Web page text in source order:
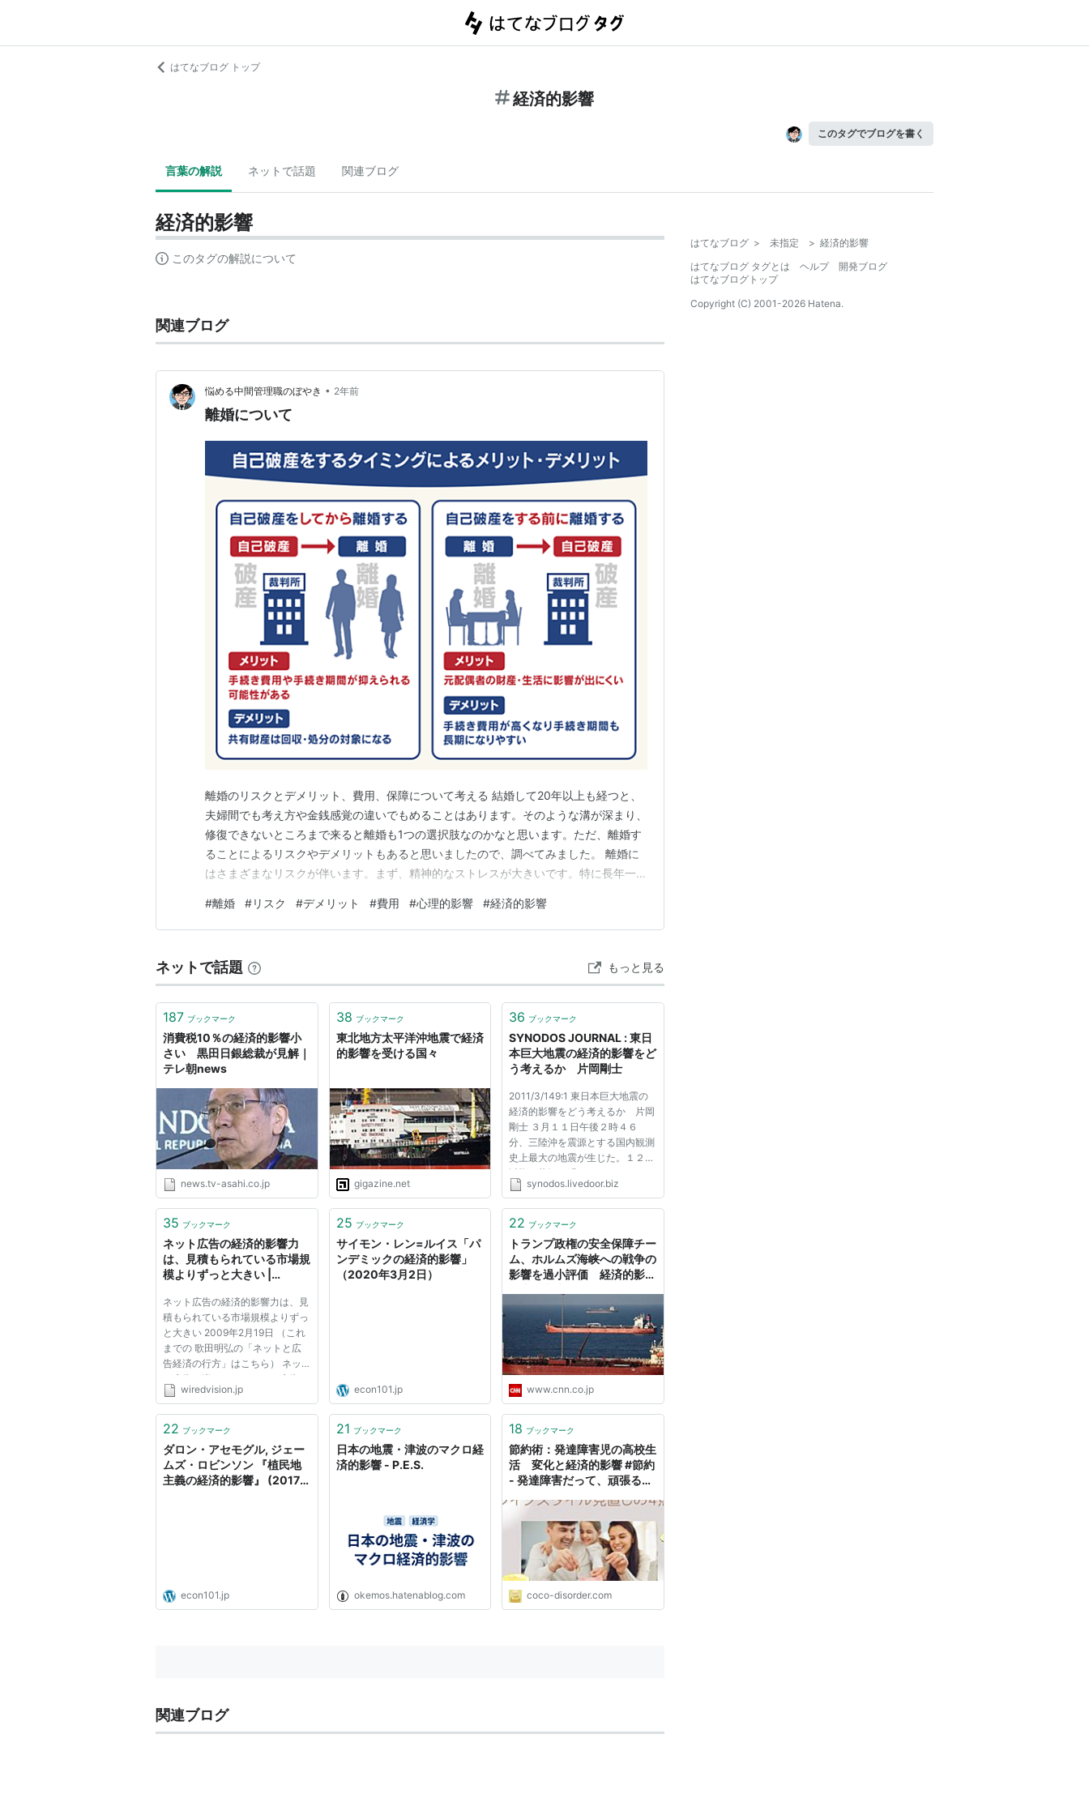
はてなブログ トップ
経済的影響
このタグでブログを書く
言葉の解説 ネットで話題 関連ブログ
経済的影響
このタグの解説について
関連ブログ
悩める中間管理職のぼやき • 2年前
離婚について
離婚のリスクとデメリット、費用、保障について考える 結婚して20年以上も経つと、
夫婦間でも考え方や金銭感覚の違いでもめることはあります。そのような溝が深まり、
修復できないところまで来ると離婚も1つの選択肢なのかなと思います。ただ、離婚す
ることによるリスクやデメリットもあると思いましたので、調べてみました。 離婚に
はさまざまなリスクが伴います。まず、精神的なストレスが大きいです。特に長年一緒
いる場合、その影響はさらに深刻です。子供の心理的な安定を考えると、離婚は慎重に
検討する必要があります。 さらに、経済的なリスクも無…
#離婚 #リスク #デメリット #費用 #心理的影響 #経済的影響
ネットで話題 もっと見る
187 ブックマーク
消費税10％の経済的影響小
さい 黒田日銀総裁が見解｜
テレ朝news
news.tv-asahi.co.jp
38 ブックマーク
東北地方太平洋沖地震で経済
的影響を受ける国々
gigazine.net
36 ブックマーク
SYNODOS JOURNAL : 東日
本巨大地震の経済的影響をど
う考えるか 片岡剛士
2011/3/149:1 東日本巨大地震の
経済的影響をどう考えるか 片岡
剛士 ３月１１日午後２時４６
分、三陸沖を震源とする国内観測
史上最大の地震が生じた。１２日
以降、状況が明らかになるにつれ
て津波による甚大な被害が生じて
に深刻な影響が生じていることが
る...
synodos.livedoor.biz
35 ブックマーク
ネット広告の経済的影響力
は、見積もられている市場規
模よりずっと大きい |
ネット広告の経済的影響力は、見
積もられている市場規模よりずっ
と大きい 2009年2月19日 （これ
までの 歌田明弘の「ネットと広
告経済の行方」はこちら） ネッ
ト広告が増えると、ほかの広告が
減るという具合で、広告費の総額
る。実際、日本でもアメリカでも
wiredvision.jp
25 ブックマーク
サイモン・レン=ルイス「パ
ンデミックの経済的影響」
（2020年3月2日）
econ101.jp
22 ブックマーク
トランプ政権の安全保障チー
ム、ホルムズ海峡への戦争の
影響を過小評価 経済的影響
www.cnn.co.jp
22 ブックマーク
ダロン・アセモグル, ジェー
ムズ・ロビンソン 『植民地
主義の経済的影響』 (2017
econ101.jp
21 ブックマーク
日本の地震・津波のマクロ経
済的影響 - P.E.S.
okemos.hatenablog.com
18 ブックマーク
節約術：発達障害児の高校生
活 変化と経済的影響 #節約
- 発達障害だって、頑張るも
coco-disorder.com
関連ブログ
はてなブログ > 未指定 > 経済的影響
はてなブログ タグとは
ヘルプ
開発ブログ
はてなブログトップ
Copyright (C) 2001-2026 Hatena.